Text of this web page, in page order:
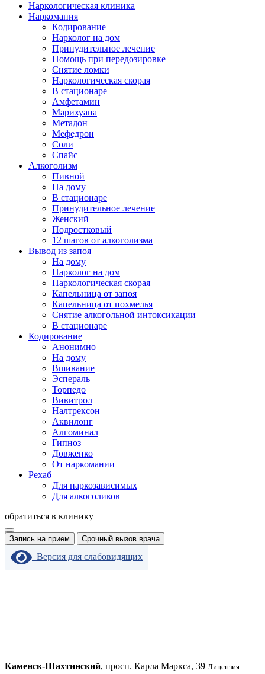
Наркологическая клиника
Наркомания
Кодирование
Нарколог на дом
Принудительное лечение
Помощь при передозировке
Снятие ломки
Наркологическая скорая
В стационаре
Амфетамин
Марихуана
Метадон
Мефедрон
Соли
Спайс
Алкоголизм
Пивной
На дому
В стационаре
Принудительное лечение
Женский
Подростковый
12 шагов от алкоголизма
Вывод из запоя
На дому
Нарколог на дом
Наркологическая скорая
Капельница от запоя
Капельница от похмелья
Снятие алкогольной интоксикации
В стационаре
Кодирование
Анонимно
На дому
Вшивание
Эспераль
Торпедо
Вивитрол
Налтрексон
Аквилонг
Алгоминал
Гипноз
Довженко
От наркомании
Рехаб
Для наркозависимых
Для алкоголиков
обратиться в клинику
Запись на прием Срочный вызов врача
Версия для слабовидящих
Каменск-Шахтинский, просп. Карла Маркса, 39 Лицензия